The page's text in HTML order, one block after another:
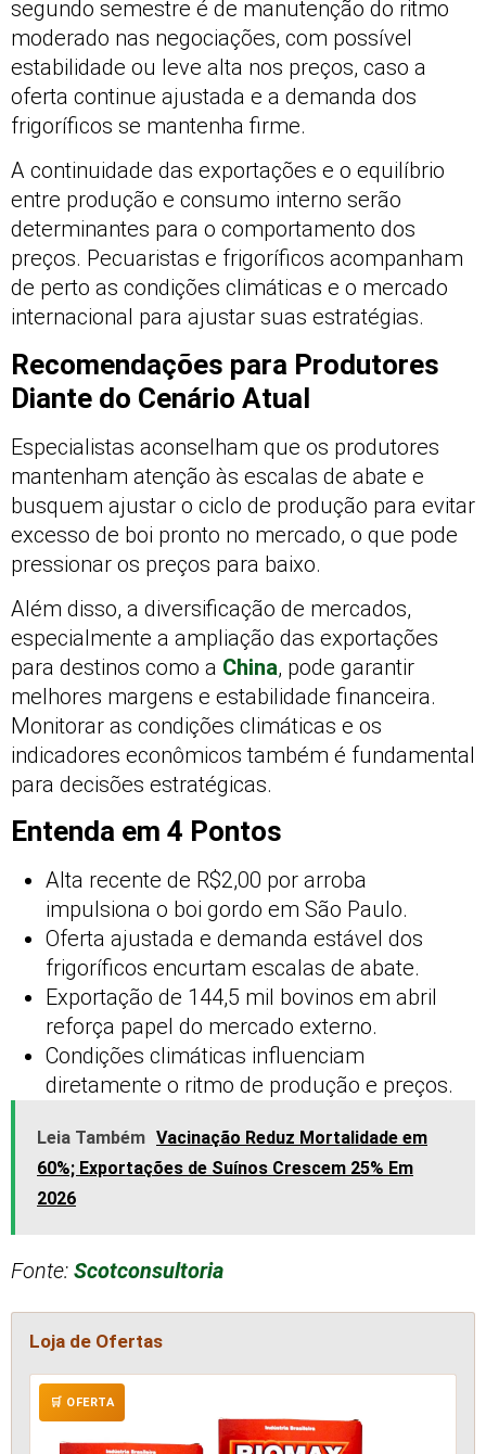
segundo semestre é de manutenção do ritmo
moderado nas negociações, com possível
estabilidade ou leve alta nos preços, caso a
oferta continue ajustada e a demanda dos
frigoríficos se mantenha firme.
A continuidade das exportações e o equilíbrio
entre produção e consumo interno serão
determinantes para o comportamento dos
preços. Pecuaristas e frigoríficos acompanham
de perto as condições climáticas e o mercado
internacional para ajustar suas estratégias.
Recomendações para Produtores
Diante do Cenário Atual
Especialistas aconselham que os produtores
mantenham atenção às escalas de abate e
busquem ajustar o ciclo de produção para evitar
excesso de boi pronto no mercado, o que pode
pressionar os preços para baixo.
Além disso, a diversificação de mercados,
especialmente a ampliação das exportações
para destinos como a China, pode garantir
melhores margens e estabilidade financeira.
Monitorar as condições climáticas e os
indicadores econômicos também é fundamental
para decisões estratégicas.
Entenda em 4 Pontos
Alta recente de R$2,00 por arroba
impulsiona o boi gordo em São Paulo.
Oferta ajustada e demanda estável dos
frigoríficos encurtam escalas de abate.
Exportação de 144,5 mil bovinos em abril
reforça papel do mercado externo.
Condições climáticas influenciam
diretamente o ritmo de produção e preços.
Leia Também Vacinação Reduz Mortalidade em
60%; Exportações de Suínos Crescem 25% Em
2026
Fonte: Scotconsultoria
Loja de Ofertas
🛒 OFERTA